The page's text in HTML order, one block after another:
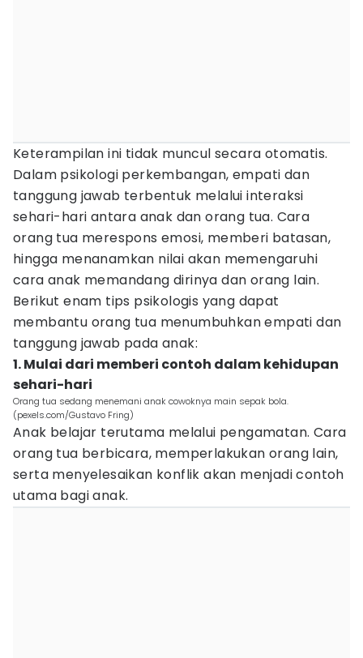
Keterampilan ini tidak muncul secara otomatis.
Dalam psikologi perkembangan, empati dan
tanggung jawab terbentuk melalui interaksi
sehari-hari antara anak dan orang tua. Cara
orang tua merespons emosi, memberi batasan,
hingga menanamkan nilai akan memengaruhi
cara anak memandang dirinya dan orang lain.
Berikut enam tips psikologis yang dapat
membantu orang tua menumbuhkan empati dan
tanggung jawab pada anak:
1. Mulai dari memberi contoh dalam kehidupan
sehari-hari
Orang tua sedang menemani anak cowoknya main sepak bola.
(pexels.com/Gustavo Fring)
Anak belajar terutama melalui pengamatan. Cara
orang tua berbicara, memperlakukan orang lain,
serta menyelesaikan konflik akan menjadi contoh
utama bagi anak.